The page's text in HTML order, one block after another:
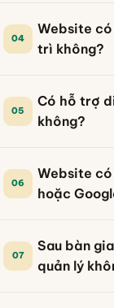
04
Website
trì không?
05
Có hỗ trợ
không?
06
Website
hoặc
07
Sau bàn
quản lý